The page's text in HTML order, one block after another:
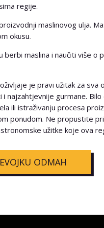
regije.
maslinovog ulja.
okusu.
maslina i naučiti više o
je pravi užitak za sva
najzahtjevnije gurmane. Bilo
ili istraživanju procesa
ponudom. Ne propustite
užitke koje ova
ODMAH